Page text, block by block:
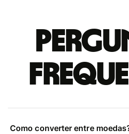
Como converter entre